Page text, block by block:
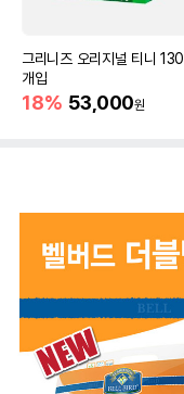
그리니즈 오리지널 티니 130
개입
18% 53,000원